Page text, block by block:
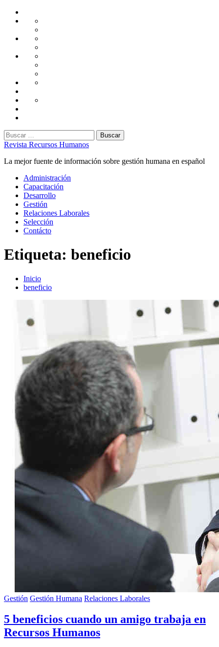
Saltar
Administración
Capacitación
Desarrollo
Gestión
Laborales
Selección
Buscar:
Revista Recursos Humanos
La mejor fuente de información sobre gestión humana en español
Menú
principal
Administración
Capacitación
Desarrollo
Gestión
Relaciones Laborales
Selección
Contácto
Etiqueta: beneficio
Inicio
beneficio
Gestión Gestión Humana Relaciones Laborales
5 beneficios cuando un amigo trabaja en
Recursos Humanos